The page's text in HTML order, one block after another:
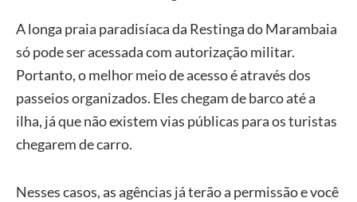
A longa praia paradisíaca da Restinga do Marambaia
só pode ser acessada com autorização militar.
Portanto, o melhor meio de acesso é através dos
passeios organizados. Eles chegam de barco até a
ilha, já que não existem vias públicas para os turistas
chegarem de carro.
Nesses casos, as agências já terão a permissão e você